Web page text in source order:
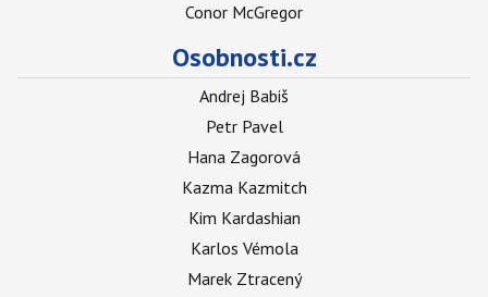
Conor McGregor
Osobnosti.cz
Andrej Babiš
Petr Pavel
Hana Zagorová
Kazma Kazmitch
Kim Kardashian
Karlos Vémola
Marek Ztracený